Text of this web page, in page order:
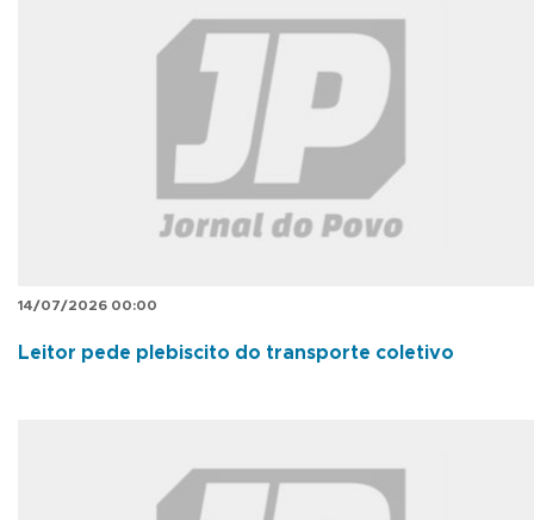
14/07/2026 00:00
Leitor pede plebiscito do transporte coletivo